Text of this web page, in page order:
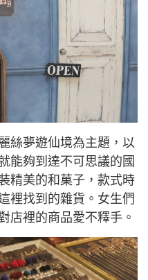
絲夢遊仙境為主題，以
能夠到達不可思議的國
精美的和菓子，款式時
裡找到的雜貨。女生們
店裡的商品愛不釋手。